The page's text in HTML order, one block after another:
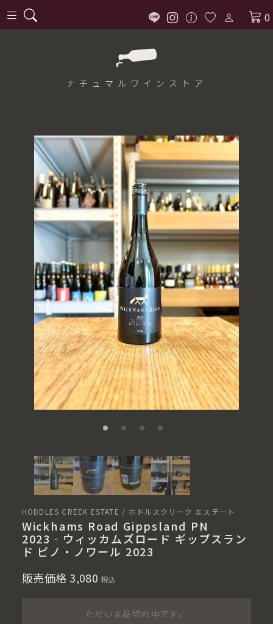
0
ナチュマル ワインストア
HODDLES CREEK ESTATE / ホドルスクリーク エステート
Wickhams Road Gippsland PN
2023‐ウィッカムズロード ギップスラン
ド ピノ・ノワール 2023
販売価格 3,080 税込
ただいま品切れ中です。